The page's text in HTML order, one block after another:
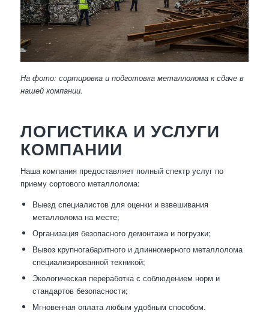
На фото: сортировка и подготовка металлолома к сдаче в
нашей компании.
ЛОГИСТИКА И УСЛУГИ
КОМПАНИИ
Наша компания предоставляет полный спектр услуг по
приему сортового металлолома:
Выезд специалистов для оценки и взвешивания
металлолома на месте;
Организация безопасного демонтажа и погрузки;
Вывоз крупногабаритного и длинномерного металлолома
специализированной техникой;
Экологическая переработка с соблюдением норм и
стандартов безопасности;
Мгновенная оплата любым удобным способом.